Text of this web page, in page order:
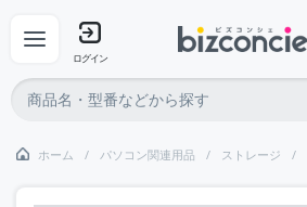
ログイン
ホーム パソコン関連用品 ストレージ